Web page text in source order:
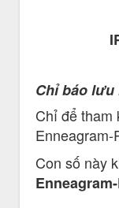
Chỉ báo
Chỉ để tham
Con số này